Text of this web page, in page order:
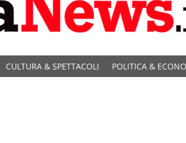
CULTURA & SPETTACOLI POLITICA &